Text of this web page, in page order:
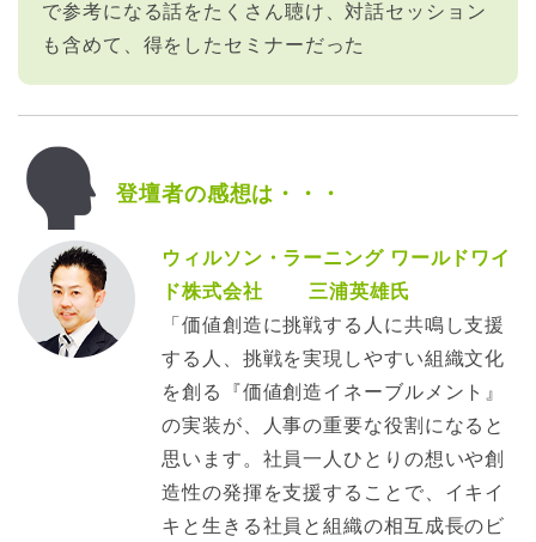
で参考になる話をたくさん聴け、対話セッション
も含めて、得をしたセミナーだった
登壇者の感想は・・・
ウィルソン・ラーニング ワールドワイ
ド株式会社 三浦英雄氏
「価値創造に挑戦する人に共鳴し支援
する人、挑戦を実現しやすい組織文化
を創る『価値創造イネーブルメント』
の実装が、人事の重要な役割になると
思います。社員一人ひとりの想いや創
造性の発揮を支援することで、イキイ
キと生きる社員と組織の相互成長のビ